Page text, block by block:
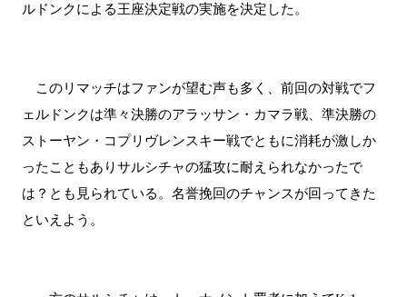
ルドンクによる王座決定戦の実施を決定した。
このリマッチはファンが望む声も多く、前回の対戦でフ
ェルドンクは準々決勝のアラッサン・カマラ戦、準決勝の
ストーヤン・コプリヴレンスキー戦でともに消耗が激しか
ったこともありサルシチャの猛攻に耐えられなかったで
は？とも見られている。名誉挽回のチャンスが回ってきた
といえよう。